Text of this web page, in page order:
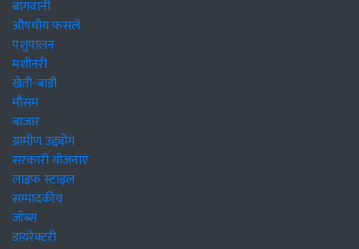
बागवानी
औषधीय फसलें
पशुपालन
मशीनरी
खेती-बाड़ी
मौसम
बाजार
ग्रामीण उद्द्योग
सरकारी योजनाएं
लाइफ स्टाइल
सम्पादकीय
जॉब्स
डायरेक्टरी